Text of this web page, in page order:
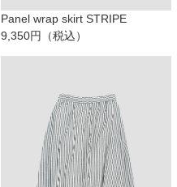
Panel wrap skirt STRIPE
9,350円（税込）